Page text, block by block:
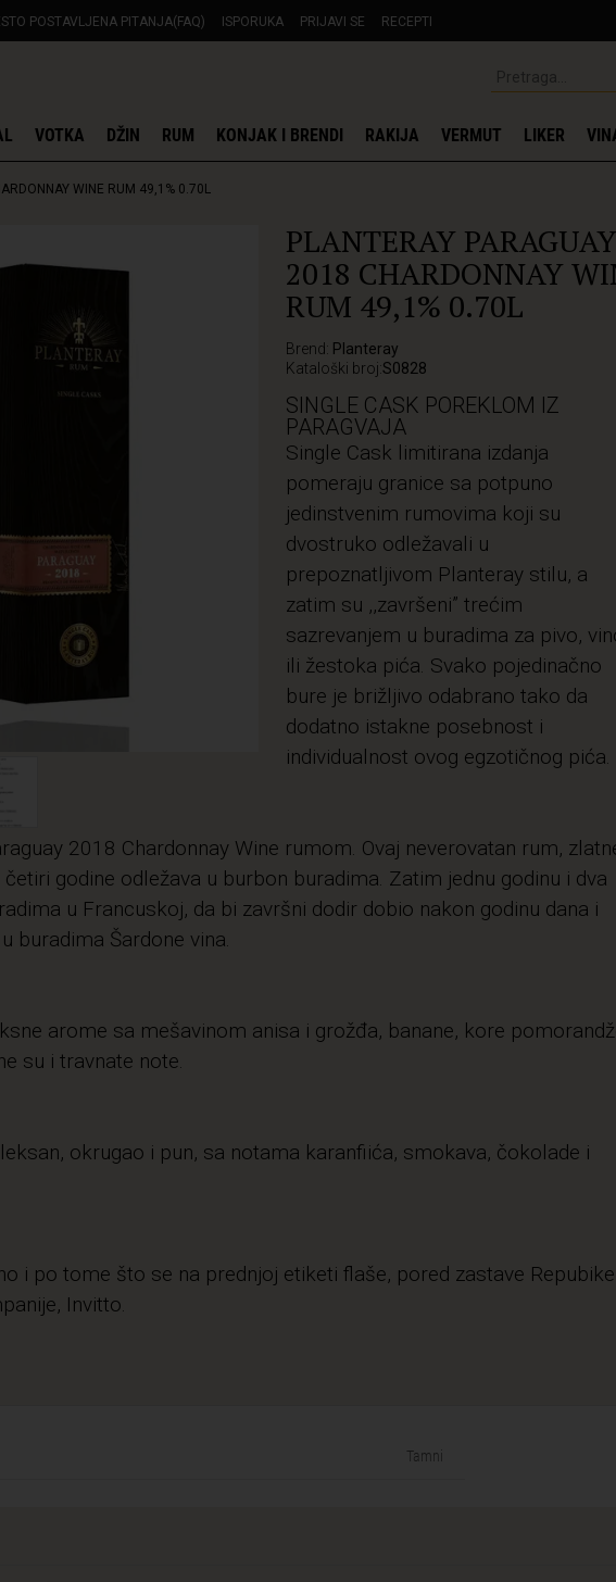
POSTAVLJENA PITANJA(FAQ) ISPORUKA PRIJAVI SE RECEPTI
VOTKA DŽIN RUM KONJAK I BRENDI RAKIJA VERMUT LIKER
WINE RUM 49,1% 0.70L
PLANTERAY PARAGUAY
2018 CHARDONNAY
RUM 49,1% 0.70L
Brend: Planteray
Kataloški broj:S0828
SINGLE CASK POREKLOM IZ
PARAGVAJA
Single Cask limitirana izdanja
pomeraju granice sa potpuno
jedinstvenim rumovima koji su
dvostruko odležavali u
prepoznatljivom Planteray stilu, a
zatim su ,,završeni” trećim
sazrevanjem u buradima za pivo,
ili žestoka pića. Svako pojedinačno
bure je brižljivo odabrano tako da
dodatno istakne posebnost i
individualnost ovog egzotičnog pića.
2018 Chardonnay Wine rumom. Ovaj neverovatan rum,
godine odležava u burbon buradima. Zatim jednu godinu i dva
u Francuskoj, da bi završni dodir dobio nakon godinu dana i
buradima Šardone vina.
arome sa mešavinom anisa i grožđa, banane, kore
su i travnate note.
okrugao i pun, sa notama karanfiića, smokava, čokolade i
i po tome što se na prednjoj etiketi flaše, pored zastave Repubike
Invitto.
Tamni